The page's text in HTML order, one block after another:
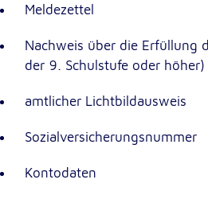
Meldezettel
Nachweis über die Erfüllung
der 9. Schulstufe oder höher)
amtlicher Lichtbildausweis
Sozialversicherungsnummer
Kontodaten
NID
Anbieter:
Einbinden von interaktiven